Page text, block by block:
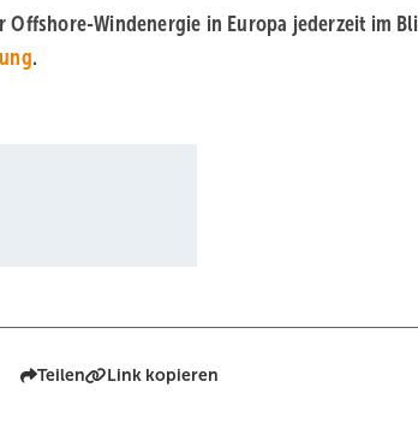
Offshore-Windenergie in Europa jederzeit im
.
Teilen Link kopieren